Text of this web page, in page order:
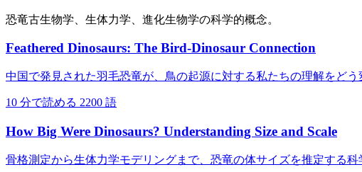
恐竜古生物学、生体力学、進化生物学の科学的概念。
Feathered Dinosaurs: The Bird-Dinosaur Connection
中国で発見された羽毛恐竜が、鳥の起源に対する私たちの理解をどう
10 分で読める 2200 語
How Big Were Dinosaurs? Understanding Size and Scale
骨格測定から生体力学モデリングまで、恐竜の体サイズを推定する科